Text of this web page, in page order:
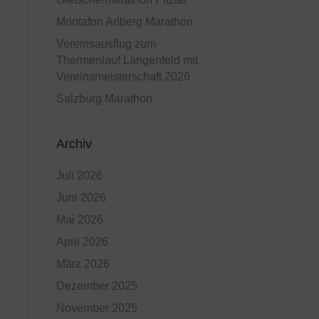
Montafon Arlberg Marathon
Vereinsausflug zum
Thermenlauf Längenfeld mit
Vereinsmeisterschaft 2026
Salzburg Marathon
Archiv
Juli 2026
Juni 2026
Mai 2026
April 2026
März 2026
Dezember 2025
November 2025